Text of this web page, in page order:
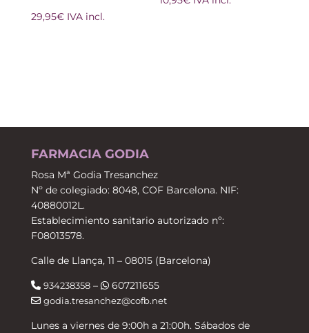
29,95€ IVA incl.
FARMACIA GODIA
Rosa Mª Godia Tresanchez
Nº de colegiado: 8048, COF Barcelona. NIF:
40880012L.
Establecimiento sanitario autorizado nº:
F08013578.
Calle de Llança, 11 – 08015 (Barcelona)
934238358– 607211655
godia.tresanchez@cofb.net
Lunes a viernes de 9:00h a 21:00h. Sábados de